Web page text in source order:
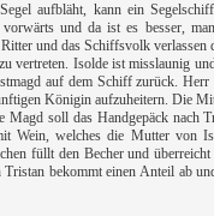
aufbläht, kann ein
vorwärts und da ist es besser,
und das Schiffsvolk verlassen
vertreten. Isolde ist misslaunig
auf dem Schiff zurück.
Königin aufzuheitern. Die
Magd soll das Handgepäck nach
Wein, welches die Mutter von
füllt den Becher und
bekommt einen Anteil ab